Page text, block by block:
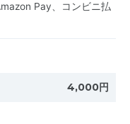
Pay、コンビニ払
4,000円